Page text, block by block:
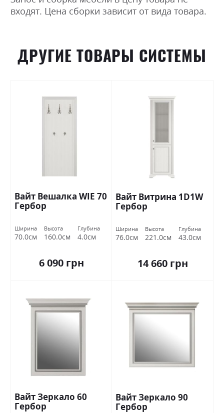
входят. Цена сборки зависит от вида товара.
ДРУГИЕ ТОВАРЫ СИСТЕМЫ
Вайт Вешалка WIE 70
Гербор
Ширина
70.0см
Высота
160.0см
Глубина
4.0см
6 090 грн
Вайт Витрина 1D1W
Гербор
Ширина
76.0см
Высота
221.0см
Глубина
43.0см
14 660 грн
Вайт Зеркало 60
Гербор
Вайт Зеркало 90
Гербор